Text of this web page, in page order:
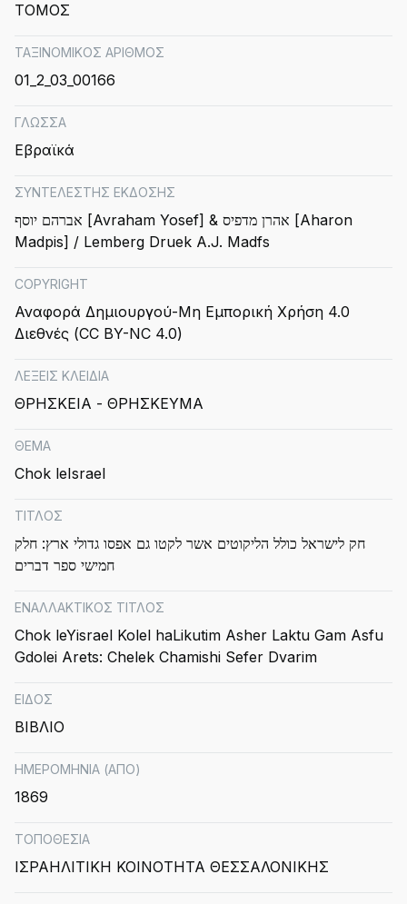
ΤΟΜΟΣ
ΤΑΞΙΝΟΜΙΚΟΣ ΑΡΙΘΜΟΣ
01_2_03_00166
ΓΛΩΣΣΑ
Εβραϊκά
ΣΥΝΤΕΛΕΣΤΗΣ ΕΚΔΟΣΗΣ
אברהם יוסף [Avraham Yosef] & אהרן מדפיס [Aharon
Madpis] / Lemberg Druek A.J. Madfs
COPYRIGHT
Αναφορά Δημιουργού-Μη Εμπορική Χρήση 4.0
Διεθνές (CC BY-NC 4.0)
ΛΕΞΕΙΣ ΚΛΕΙΔΙΑ
ΘΡΗΣΚΕΙΑ - ΘΡΗΣΚΕΥΜΑ
ΘΕΜΑ
Chok leIsrael
ΤΙΤΛΟΣ
חק לישראל כולל הליקוטים אשר לקטו גם אפסו גדולי ארץ: חלק
חמישי ספר דברים
ΕΝΑΛΛΑΚΤΙΚΟΣ ΤΙΤΛΟΣ
Chok leYisrael Kolel haLikutim Asher Laktu Gam Asfu
Gdolei Arets: Chelek Chamishi Sefer Dvarim
ΕΙΔΟΣ
ΒΙΒΛΙΟ
ΗΜΕΡΟΜΗΝΙΑ (ΑΠΟ)
1869
ΤΟΠΟΘΕΣΙΑ
ΙΣΡΑΗΛΙΤΙΚΗ ΚΟΙΝΟΤΗΤΑ ΘΕΣΣΑΛΟΝΙΚΗΣ